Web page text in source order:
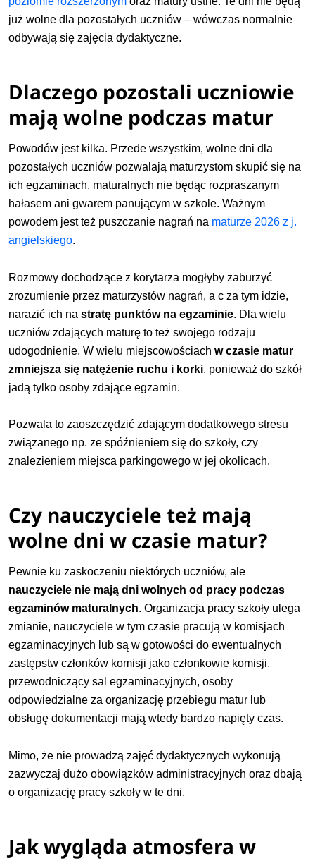
już wolne dla pozostałych uczniów – wówczas normalnie
odbywają się zajęcia dydaktyczne.
Dlaczego pozostali uczniowie
mają wolne podczas matur
Powodów jest kilka. Przede wszystkim, wolne dni dla
pozostałych uczniów pozwalają maturzystom skupić się na
ich egzaminach, maturalnych nie będąc rozpraszanym
hałasem ani gwarem panującym w szkole. Ważnym
powodem jest też puszczanie nagrań na maturze 2026 z j.
angielskiego.
Rozmowy dochodzące z korytarza mogłyby zaburzyć
zrozumienie przez maturzystów nagrań, a c za tym idzie,
narazić ich nastratę punktów na egzaminie. Dla wielu
uczniów zdających maturę to też swojego rodzaju
udogodnienie. W wielu miejscowościachw czasie matur
zmniejsza się natężenie ruchu i korki, ponieważ do szkół
jadą tylko osoby zdające egzamin.
Pozwala to zaoszczędzić zdającymdodatkowego stresu
związanego np. ze spóźnieniem się do szkoły, czy
znalezieniem miejsca parkingowego w jej okolicach.
Czy nauczyciele też mają
wolne dni w czasie matur?
Pewnie ku zaskoczeniu niektórych uczniów, ale
nauczyciele nie mają dni wolnych od pracy podczas
egzaminów maturalnych. Organizacja pracy szkoły ulega
zmianie, nauczyciele w tym czasie pracują w komisjach
egzaminacyjnych lub są w gotowości do ewentualnych
zastępstw członków komisji jako członkowie komisji,
przewodniczący sal egzaminacyjnych, osoby
odpowiedzialne za organizację przebiegu matur lub
obsługę dokumentacji mają wtedy bardzo napięty czas.
Mimo, że nie prowadzą zajęć dydaktycznych wykonują
zazwyczaj dużo obowiązków administracyjnych oraz dbają
o organizację pracy szkoły w te dni.
Jak wygląda atmosfera w